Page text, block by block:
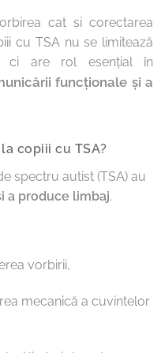
cat si corectarea
cu TSA nu se limitează
ci are rol esențial în
funcționale și a
copiii cu TSA?
spectru autist (TSA) au
a produce limbaj.
vorbirii,
mecanică a cuvintelor